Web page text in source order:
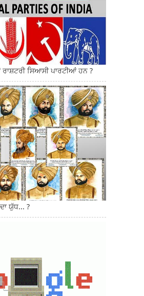
ਸਿਆਸੀ ਪਾਰਟੀਆਂ ਹਨ ?
ਯੁੱਧ... ?